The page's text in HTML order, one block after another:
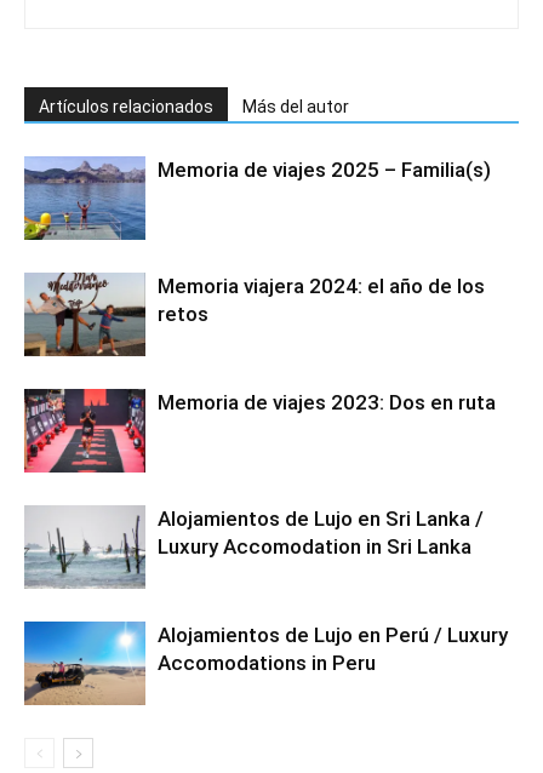
Artículos relacionados Más del autor
Memoria de viajes 2025 – Familia(s)
Memoria viajera 2024: el año de los
retos
Memoria de viajes 2023: Dos en ruta
Alojamientos de Lujo en Sri Lanka /
Luxury Accomodation in Sri Lanka
Alojamientos de Lujo en Perú / Luxury
Accomodations in Peru